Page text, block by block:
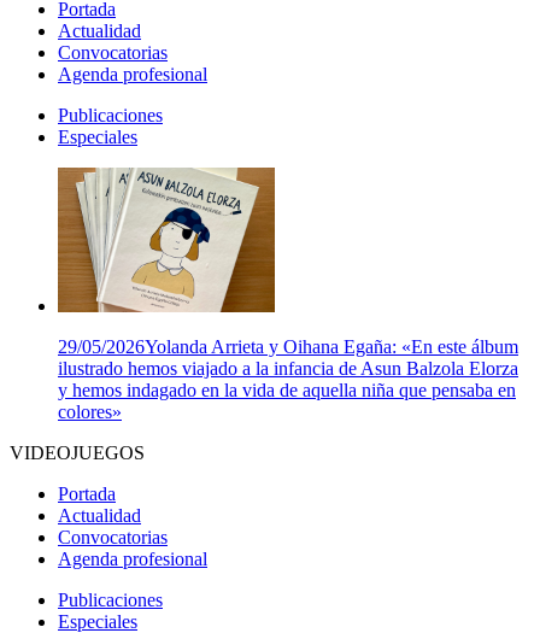
Portada
Actualidad
Convocatorias
Agenda profesional
Publicaciones
Especiales
29/05/2026Yolanda Arrieta y Oihana Egaña: «En este álbum
ilustrado hemos viajado a la infancia de Asun Balzola Elorza
y hemos indagado en la vida de aquella niña que pensaba en
colores»
VIDEOJUEGOS
Portada
Actualidad
Convocatorias
Agenda profesional
Publicaciones
Especiales